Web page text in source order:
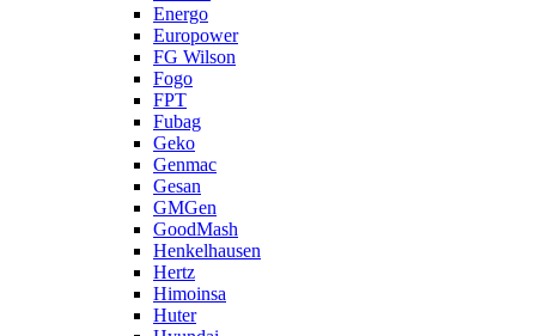
Energo
Europower
FG Wilson
Fogo
FPT
Fubag
Geko
Genmac
Gesan
GMGen
GoodMash
Henkelhausen
Hertz
Himoinsa
Huter